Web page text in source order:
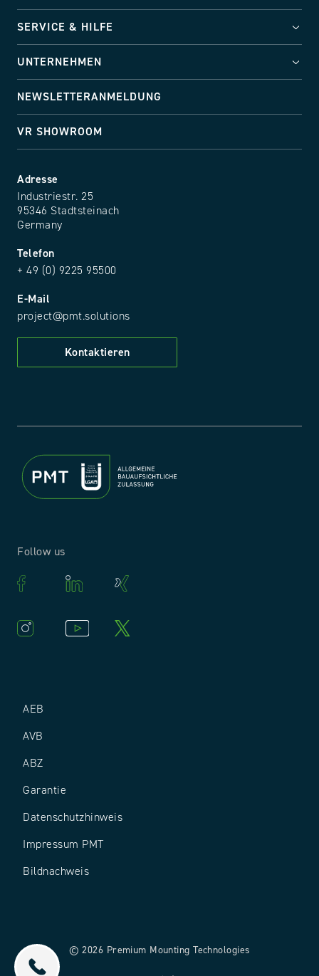
Adresse
Industriestr. 25
95346 Stadtsteinach
Germany
Telefon
+ 49 (0) 9225 95500
E-Mail
project@pmt.solutions
Kontaktieren
SERVICE & HILFE
UNTERNEHMEN
NEWSLETTERANMELDUNG
VR SHOWROOM
AEB
AVB
ABZ
Garantie
Datenschutz­hinweis
Impressum PMT
Bildnachweis
Follow us
© 2026 Premium Mounting Technologies